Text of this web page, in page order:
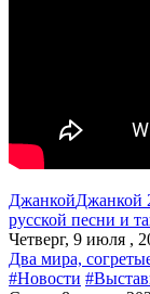
ДжанкойДжанкой
русской песни и
Четверг, 9 июля ,
Два мира,
#Новости